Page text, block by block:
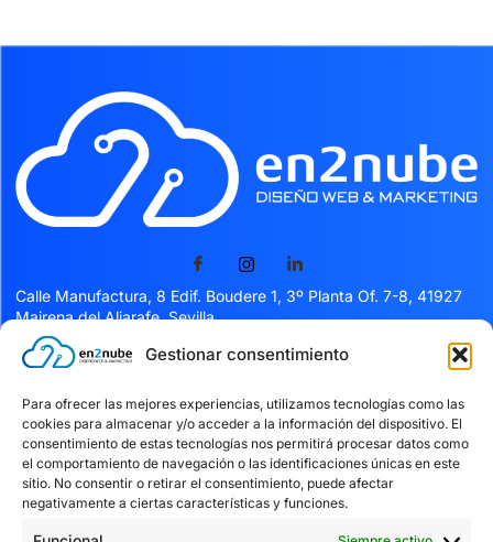
Gestionar consentimiento
Para ofrecer las mejores experiencias, utilizamos tecnologías como las
cookies para almacenar y/o acceder a la información del dispositivo. El
consentimiento de estas tecnologías nos permitirá procesar datos como
el comportamiento de navegación o las identificaciones únicas en este
sitio. No consentir o retirar el consentimiento, puede afectar
negativamente a ciertas características y funciones.
Calle Manufactura, 8 Edif. Boudere 1, 3º Planta Of. 7-8, 41927
Mairena del Aljarafe, Sevilla
Servicios
Facturación Verifactu
Kit digital
Blog